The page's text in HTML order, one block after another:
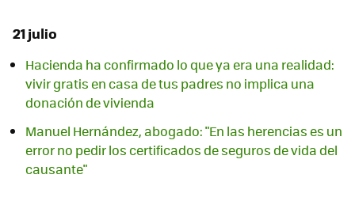
21 julio
Hacienda ha confirmado lo que ya era una realidad:
vivir gratis en casa de tus padres no implica una
donación de vivienda
Manuel Hernández, abogado: "En las herencias es un
error no pedir los certificados de seguros de vida del
causante"